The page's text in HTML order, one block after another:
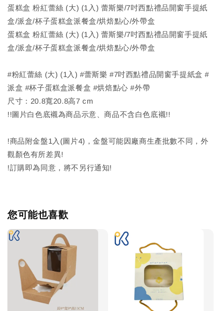
蛋糕盒 粉紅蕾絲 (大) (1入) 蕾斯樂/7吋西點禮品開窗手提紙
盒/派盒/杯子蛋糕盒派餐盒/烘焙點心/外帶盒
蛋糕盒 粉紅蕾絲 (大) (1入) 蕾斯樂/7吋西點禮品開窗手提紙
盒/派盒/杯子蛋糕盒派餐盒/烘焙點心/外帶盒
#粉紅蕾絲 (大) (1入) #蕾斯樂 #7吋西點禮品開窗手提紙盒 #
派盒 #杯子蛋糕盒派餐盒 #烘焙點心 #外帶
尺寸：20.8寬20.8高7 cm
!!圖片白色底襯為商品示意、商品不含白色底襯!!
!商品附金盤1入(圖片4)，金盤可能因廠商生產批數不同，外
觀顏色有所差異!
!訂購即為同意，將不另行通知!
您可能也喜歡